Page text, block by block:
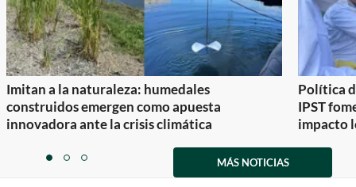
Imitan a la naturaleza: humedales
construidos emergen como apuesta
innovadora ante la crisis climática
Política
IPST
impacto
itemitemitem
MÁS NOTICIAS